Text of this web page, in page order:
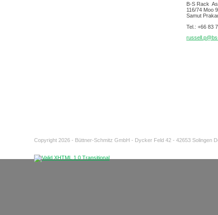
B-S Rack
116/74 Moo
Samut
Tel.: +66 83
Copyright 2026 - Büttner-Schmitz GmbH - Dycker Feld 42 - 42653 Solingen